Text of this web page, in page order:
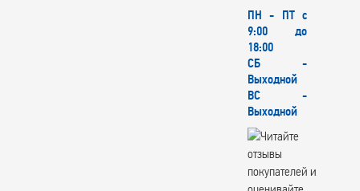
ПН - ПТ с
9:00 до
18:00
СБ -
Выходной
ВС -
Выходной